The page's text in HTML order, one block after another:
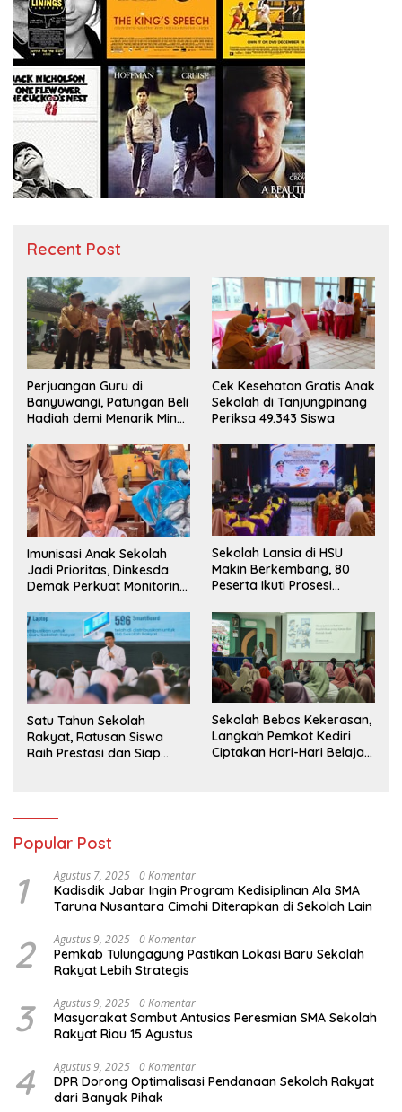
Recent Post
Perjuangan Guru di
Banyuwangi, Patungan Beli
Hadiah demi Menarik Minat
Cek Kesehatan Gratis Anak
Sekolah di Tanjungpinang
Periksa 49.343 Siswa
Imunisasi Anak Sekolah
Jadi Prioritas, Dinkesda
Demak Perkuat Monitoring
Sekolah Lansia di HSU
Makin Berkembang, 80
Peserta Ikuti Prosesi
Satu Tahun Sekolah
Rakyat, Ratusan Siswa
Raih Prestasi dan Siap
Sekolah Bebas Kekerasan,
Langkah Pemkot Kediri
Ciptakan Hari-Hari Belajar
Popular Post
1 Agustus 7, 2025 0 Komentar
Kadisdik Jabar Ingin Program Kedisiplinan Ala SMA
Taruna Nusantara Cimahi Diterapkan di Sekolah Lain
2 Agustus 9, 2025 0 Komentar
Pemkab Tulungagung Pastikan Lokasi Baru Sekolah
Rakyat Lebih Strategis
3 Agustus 9, 2025 0 Komentar
Masyarakat Sambut Antusias Peresmian SMA Sekolah
Rakyat Riau 15 Agustus
4 Agustus 9, 2025 0 Komentar
DPR Dorong Optimalisasi Pendanaan Sekolah Rakyat
dari Banyak Pihak